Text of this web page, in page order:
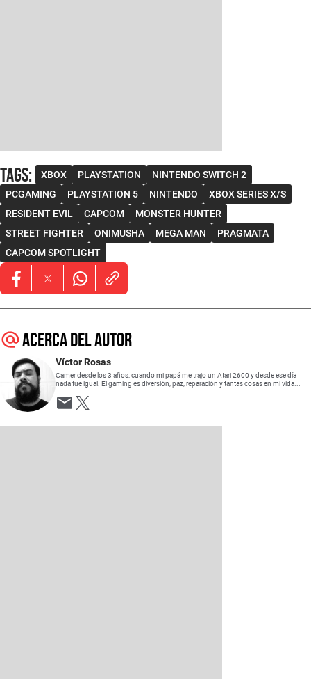
Tags: XBOX PLAYSTATION
NINTENDO SWITCH 2
PCGAMING
PLAYSTATION 5 NINTENDO
XBOX SERIES X/S
RESIDENT EVIL
CAPCOM
MONSTER HUNTER
STREET FIGHTER
ONIMUSHA MEGA MAN
PRAGMATA
CAPCOM SPOTLIGHT
Opens in new window
Opens in new window
Opens in new window
Acerca del autor
Víctor Rosas
Gamer desde los 3 años, cuando mi papá me trajo un Atari 2600 y desde ese día
nada fue igual. El gaming es diversión, paz, reparación y tantas cosas en mi vida...
Opens in new window